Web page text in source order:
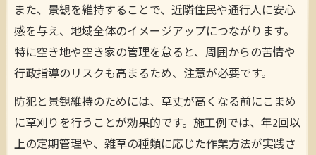
福島市草刈りで防犯対策ができる理由
福島市草刈り施工例で安心な空き地管理
福島市草刈りを活かした景観維持の実例
原状回復に選ばれる草刈り対応のヒント
福島市草刈りで原状回復に成功した事例紹
介
また、景観を維持することで、近隣住民や通行人に安心
感を与え、地域全体のイメージアップにつながります。
特に空き地や空き家の管理を怠ると、周囲からの苦情や
行政指導のリスクも高まるため、注意が必要です。
防犯と景観維持のためには、草丈が高くなる前にこまめ
に草刈りを行うことが効果的です。施工例では、年2回以
上の定期管理や、雑草の種類に応じた作業方法が実践さ